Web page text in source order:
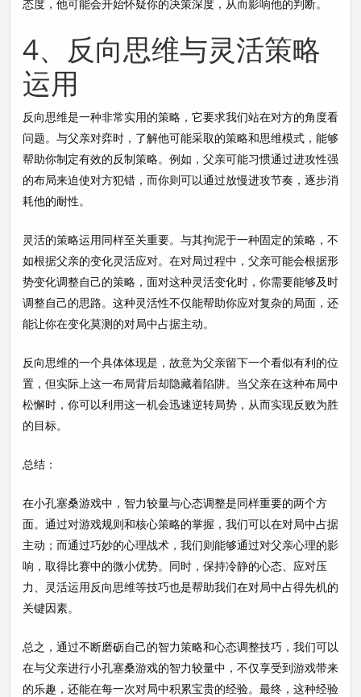
态度，他可能会开始怀疑你的决策深度，从而影响他的判断。
4、反向思维与灵活策略
运用
反向思维是一种非常实用的策略，它要求我们站在对方的角度看
问题。与父亲对弈时，了解他可能采取的策略和思维模式，能够
帮助你制定有效的反制策略。例如，父亲可能习惯通过进攻性强
的布局来迫使对方犯错，而你则可以通过放慢进攻节奏，逐步消
耗他的耐性。
灵活的策略运用同样至关重要。与其拘泥于一种固定的策略，不
如根据父亲的变化灵活应对。在对局过程中，父亲可能会根据形
势变化调整自己的策略，面对这种灵活变化时，你需要能够及时
调整自己的思路。这种灵活性不仅能帮助你应对复杂的局面，还
能让你在变化莫测的对局中占据主动。
反向思维的一个具体体现是，故意为父亲留下一个看似有利的位
置，但实际上这一布局背后却隐藏着陷阱。当父亲在这种布局中
松懈时，你可以利用这一机会迅速逆转局势，从而实现反败为胜
的目标。
总结：
在小孔塞桑游戏中，智力较量与心态调整是同样重要的两个方
面。通过对游戏规则和核心策略的掌握，我们可以在对局中占据
主动；而通过巧妙的心理战术，我们则能够通过对父亲心理的影
响，取得比赛中的微小优势。同时，保持冷静的心态、应对压
力、灵活运用反向思维等技巧也是帮助我们在对局中占得先机的
关键因素。
总之，通过不断磨砺自己的智力策略和心态调整技巧，我们可以
在与父亲进行小孔塞桑游戏的智力较量中，不仅享受到游戏带来
的乐趣，还能在每一次对局中积累宝贵的经验。最终，这种经验